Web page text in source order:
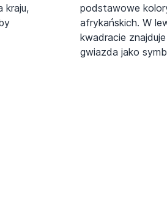
kraju,
podstawowe
afrykańskich. W
kwadracie znajduje
gwiazda jako